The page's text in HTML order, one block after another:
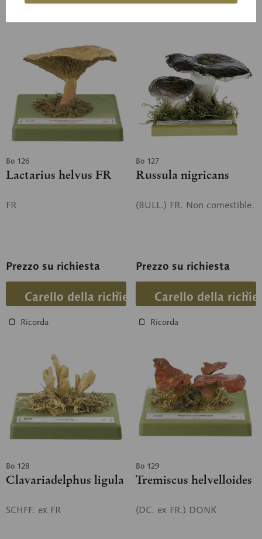
Bo 126
Lactarius helvus FR
FR
Prezzo su richiesta
Carello della richiesta
Ricorda
Bo 127
Russula nigricans
(BULL.) FR. Non comestible.
Prezzo su richiesta
Carello della
Ricorda
Bo 128
Clavariadelphus ligula
SCHFF. ex FR
Bo 129
Tremiscus helvelloides
(DC. ex FR.) DONK